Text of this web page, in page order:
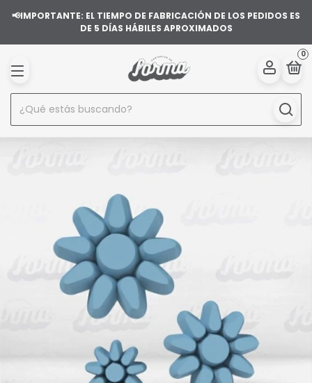
📢IMPORTANTE: EL TIEMPO DE FABRICACIÓN DE LOS PEDIDOS ES
DE 5 DÍAS HÁBILES APROXIMADOS
0